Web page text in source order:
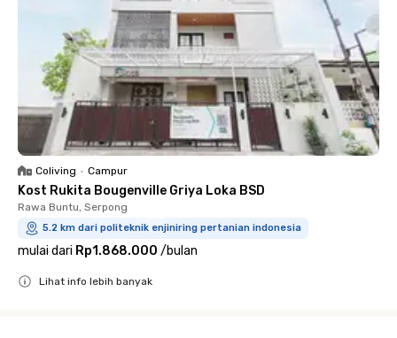
Coliving • Campur
Kost Rukita Bougenville Griya Loka BSD
Rawa Buntu, Serpong
5.2 km dari politeknik enjiniring pertanian indonesia
mulai dari Rp1.868.000 /bulan
Lihat info lebih banyak